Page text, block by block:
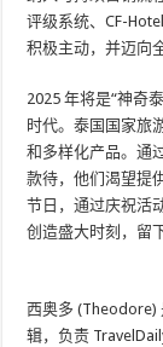
评级系统、CF-
积极主动，并迈向
2025 年将是“神奇
时代。泰国国家旅
和多样化产品。通
款待，他们渴望提
节日，通过庆祝活
创造盛大时刻，留
西奥多 (Theodore)
辑，负责